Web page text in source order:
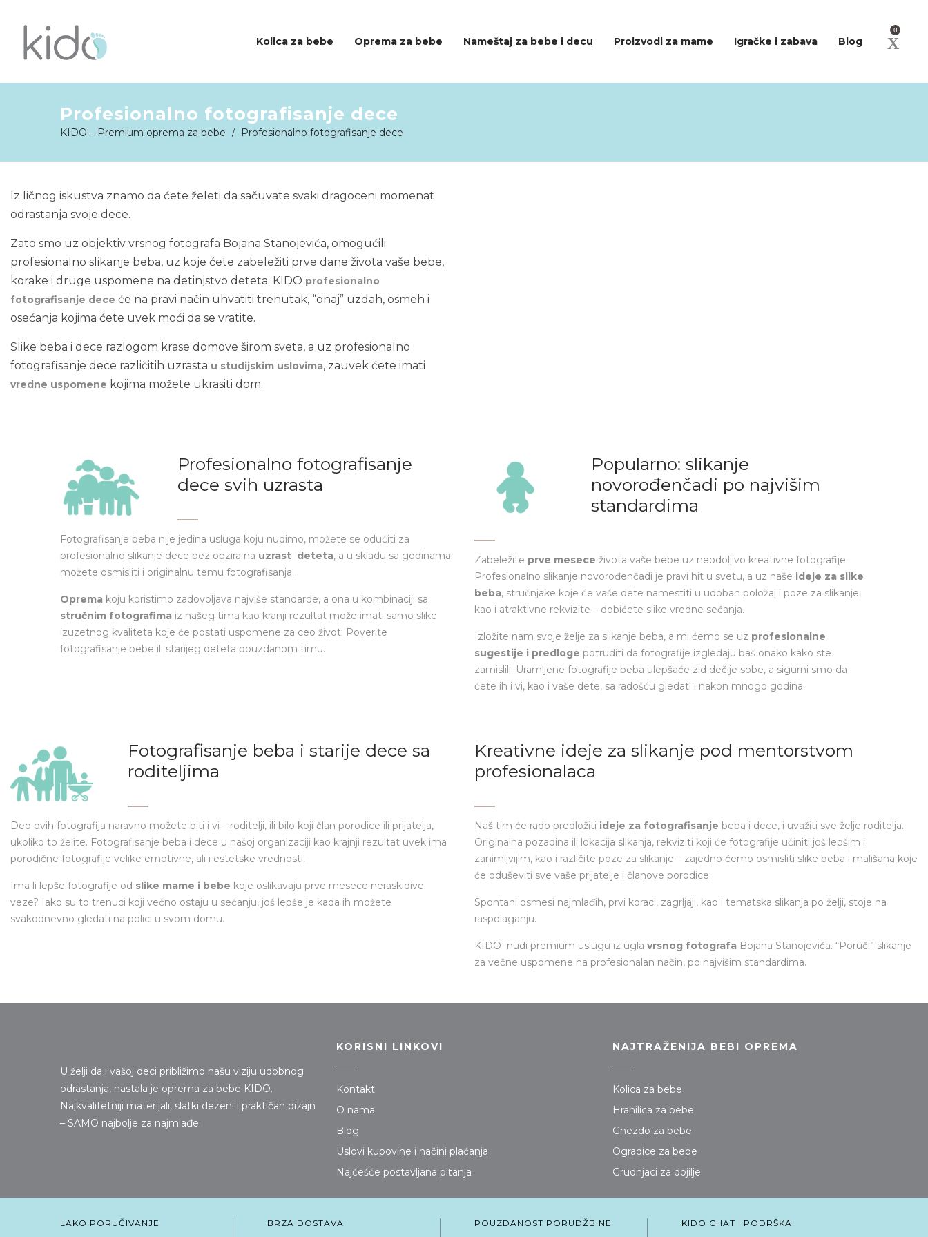
Kolica za bebe Oprema za bebe Nameštaj za bebe i decu Proizvodi za mame Igračke i zabava Blog
0
Profesionalno fotografisanje dece
KIDO – Premium oprema za bebe / Profesionalno fotografisanje dece
Iz ličnog iskustva znamo da ćete želeti da sačuvate svaki dragoceni momenat
odrastanja svoje dece.
Zato smo uz objektiv vrsnog fotografa Bojana Stanojevića, omogućili
profesionalno slikanje beba, uz koje ćete zabeležiti prve dane života vaše bebe,
korake i druge uspomene na detinjstvo deteta. KIDO profesionalno
fotografisanje dece će na pravi način uhvatiti trenutak, “onaj” uzdah, osmeh i
osećanja kojima ćete uvek moći da se vratite.
Slike beba i dece razlogom krase domove širom sveta, a uz profesionalno
fotografisanje dece različitih uzrasta u studijskim uslovima, zauvek ćete imati
vredne uspomene kojima možete ukrasiti dom.
Profesionalno fotografisanje
dece svih uzrasta
Fotografisanje beba nije jedina usluga koju nudimo, možete se odučiti za
profesionalno slikanje dece bez obzira na uzrast deteta, a u skladu sa godinama
možete osmisliti i originalnu temu fotografisanja.
Oprema koju koristimo zadovoljava najviše standarde, a ona u kombinaciji sa
stručnim fotografima iz našeg tima kao kranji rezultat može imati samo slike
izuzetnog kvaliteta koje će postati uspomene za ceo život. Poverite
fotografisanje bebe ili starijeg deteta pouzdanom timu.
Popularno: slikanje
novorođenčadi po najvišim
standardima
Zabeležite prve mesece života vaše bebe uz neodoljivo kreativne fotografije.
Profesionalno slikanje novorođenčadi je pravi hit u svetu, a uz naše ideje za slike
beba, stručnjake koje će vaše dete namestiti u udoban položaj i poze za slikanje,
kao i atraktivne rekvizite – dobićete slike vredne sećanja.
Izložite nam svoje želje za slikanje beba, a mi ćemo se uz profesionalne
sugestije i predloge potruditi da fotografije izgledaju baš onako kako ste
zamislili. Uramljene fotografije beba ulepšaće zid dečije sobe, a sigurni smo da
ćete ih i vi, kao i vaše dete, sa radošću gledati i nakon mnogo godina.
Fotografisanje beba i starije dece sa
roditeljima
Deo ovih fotografija naravno možete biti i vi – roditelji, ili bilo koji član porodice ili prijatelja,
ukoliko to želite. Fotografisanje beba i dece u našoj organizaciji kao krajnji rezultat uvek ima
porodične fotografije velike emotivne, ali i estetske vrednosti.
Ima li lepše fotografije od slike mame i bebe koje oslikavaju prve mesece neraskidive
veze? Iako su to trenuci koji večno ostaju u sećanju, još lepše je kada ih možete
svakodnevno gledati na polici u svom domu.
Kreativne ideje za slikanje pod mentorstvom
profesionalaca
Naš tim će rado predložiti ideje za fotografisanje beba i dece, i uvažiti sve želje roditelja.
Originalna pozadina ili lokacija slikanja, rekviziti koji će fotografije učiniti još lepšim i
zanimljvijim, kao i različite poze za slikanje – zajedno ćemo osmisliti slike beba i mališana koje
će oduševiti sve vaše prijatelje i članove porodice.
Spontani osmesi najmlađih, prvi koraci, zagrljaji, kao i tematska slikanja po želji, stoje na
raspolaganju.
KIDO nudi premium uslugu iz ugla vrsnog fotografa Bojana Stanojevića. “Poruči” slikanje
za večne uspomene na profesionalan način, po najvišim standardima.
U želji da i vašoj deci približimo našu viziju udobnog
odrastanja, nastala je oprema za bebe KIDO.
Najkvalitetniji materijali, slatki dezeni i praktičan dizajn
– SAMO najbolje za najmlađe.
KORISNI LINKOVI
Kontakt
O nama
Blog
Uslovi kupovine i načini plaćanja
Najčešće postavljana pitanja
NAJTRAŽENIJA BEBI OPREMA
Kolica za bebe
Hranilica za bebe
Gnezdo za bebe
Ogradice za bebe
Grudnjaci za dojilje
LAKO PORUČIVANJE BRZA DOSTAVA POUZDANOST PORUDŽBINE KIDO CHAT I PODRŠKA